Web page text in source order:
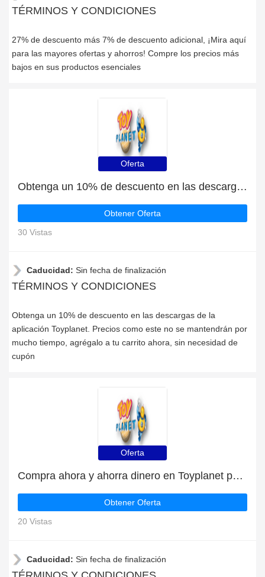
TÉRMINOS Y CONDICIONES
27% de descuento más 7% de descuento adicional, ¡Mira aquí
para las mayores ofertas y ahorros! Compre los precios más
bajos en sus productos esenciales
Oferta
Obtenga un 10% de descuento en las descargas de la aplicación Toyplanet
Obtener Oferta
30 Vistas
Caducidad: Sin fecha de finalización
TÉRMINOS Y CONDICIONES
Obtenga un 10% de descuento en las descargas de la
aplicación Toyplanet. Precios como este no se mantendrán por
mucho tiempo, agrégalo a tu carrito ahora, sin necesidad de
cupón
Oferta
Compra ahora y ahorra dinero en Toyplanet para las liquidaciones de Toyplanet
Obtener Oferta
20 Vistas
Caducidad: Sin fecha de finalización